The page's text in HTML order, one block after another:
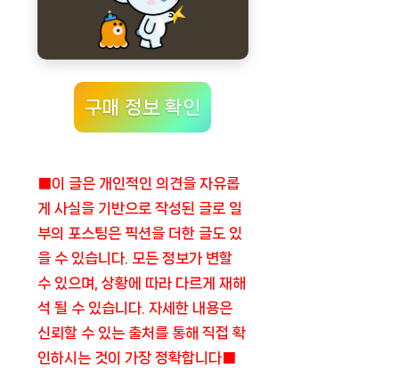
구매 정보 확인
■이 글은 개인적인 의견을 자유롭
게 사실을 기반으로 작성된 글로 일
부의 포스팅은 픽션을 더한 글도 있
을 수 있습니다. 모든 정보가 변할
수 있으며, 상황에 따라 다르게 재해
석 될 수 있습니다. 자세한 내용은
신뢰할 수 있는 출처를 통해 직접 확
인하시는 것이 가장 정확합니다■